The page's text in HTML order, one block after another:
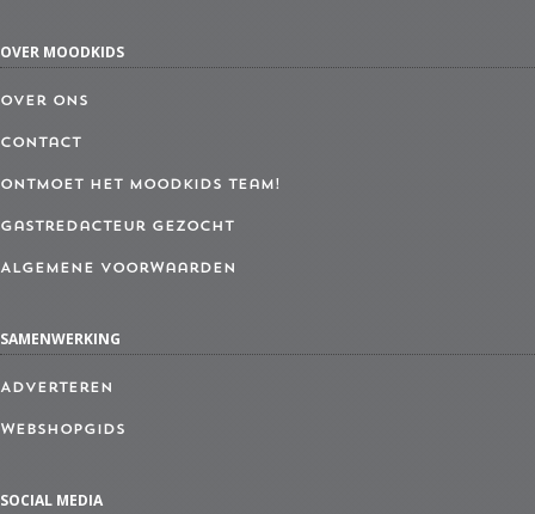
OVER MOODKIDS
Over ons
Contact
Ontmoet het MoodKids Team!
Gastredacteur gezocht
Algemene Voorwaarden
SAMENWERKING
Adverteren
Webshopgids
SOCIAL MEDIA